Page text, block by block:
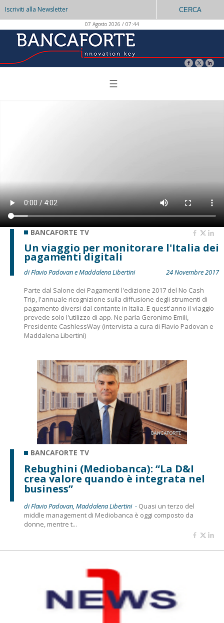
Iscriviti alla Newsletter CERCA
07 Agosto 2026 / 07:44
☰
BANCAFORTE TV
Un viaggio per monitorare l'Italia dei
pagamenti digitali
di Flavio Padovan e Maddalena Libertini
24 Novembre 2017
Parte dal Salone dei Pagamenti l'edizione 2017 del No Cash
Trip, l'annuale ricognizione sulla diffusione degli strumenti di
pagamento diversi dal contante in Italia. E quest'anno il viaggio
prevede solo l'utilizzo di app. Ne parla Geronimo Emili,
Presidente CashlessWay (intervista a cura di Flavio Padovan e
Maddalena Libertini)
BANCAFORTE TV
Rebughini (Mediobanca): “La D&I
crea valore quando è integrata nel
business”
di Flavio Padovan, Maddalena Libertini - Quasi un terzo del
middle management di Mediobanca è oggi composto da
donne, mentre t...